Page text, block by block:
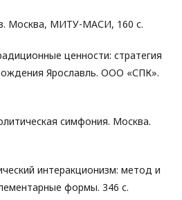
Москва, МИТУ-МАСИ, 160 с.
ценности: стратегия
Ярославль. ООО «СПК».
симфония. Москва.
интеракционизм: метод и
формы. 346 с.